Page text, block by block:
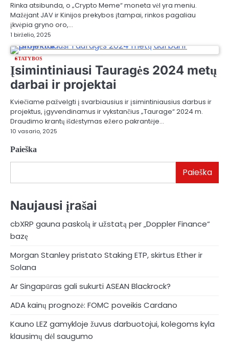
Rinka atsibunda, o „Crypto Meme“ moneta vėl yra meniu.
Mažėjant JAV ir Kinijos prekybos įtampai, rinkos pagaliau
įkvėpia gryno oro,…
1 birželio, 2025
STATYBOS
Įsimintiniausi Tauragės 2024 metų
darbai ir projektai
Kviečiame pažvelgti į svarbiausius ir įsimintiniausius darbus ir
projektus, įgyvendinamus ir vykstančius „Taurage“ 2024 m.
Draudimo krantų išdėstymas ežero pakrantėje…
10 vasario, 2025
Paieška
Paieška
Naujausi įrašai
cbXRP gauna paskolą ir užstatą per „Doppler Finance“
bazę
Morgan Stanley pristato Staking ETP, skirtus Ether ir
Solana
Ar Singapūras gali sukurti ASEAN Blackrock?
ADA kainų prognozė: FOMC poveikis Cardano
Kauno LEZ gamykloje žuvus darbuotojui, kolegoms kyla
klausimų dėl saugumo